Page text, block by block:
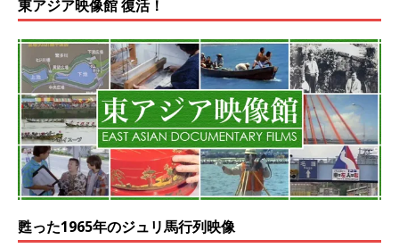
東アジア映像館 復活！
甦った1965年のジュリ馬行列映像